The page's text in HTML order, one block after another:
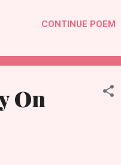
CONTINUE POEM
On